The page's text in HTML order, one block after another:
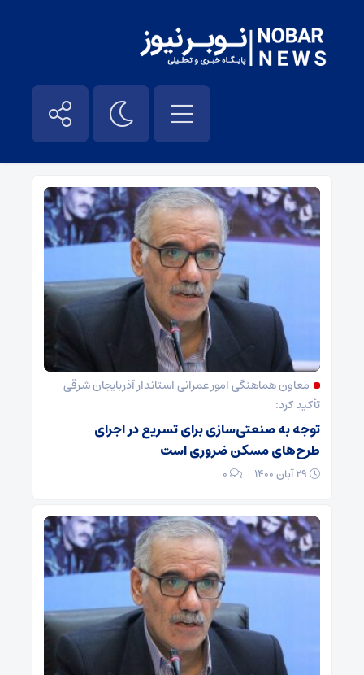
جواد رحمتی – نوبر نیوز
معاون هماهنگی امور عمرانی استاندار آذربایجان شرقی
تأکید کرد:
توجه به صنعتی‌سازی برای تسریع در اجرای
طرح‌های مسکن ضروری است
۰